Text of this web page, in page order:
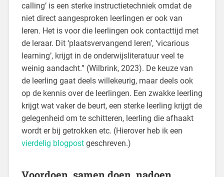
calling’ is een sterke instructietechniek omdat de
niet direct aangesproken leerlingen er ook van
leren. Het is voor die leerlingen ook contacttijd met
de leraar. Dit ‘plaatsvervangend leren’, ‘vicarious
learning’, krijgt in de onderwijsliteratuur veel te
weinig aandacht.” (Wilbrink, 2023). De keuze van
de leerling gaat deels willekeurig, maar deels ook
op de kennis over de leerlingen. Een zwakke leerling
krijgt wat vaker de beurt, een sterke leerling krijgt de
gelegenheid om te schitteren, leerling die afhaakt
wordt er bij getrokken etc. (Hierover heb ik een
vierdelig blogpostgeschreven.)
Voordoen, samen doen, nadoen